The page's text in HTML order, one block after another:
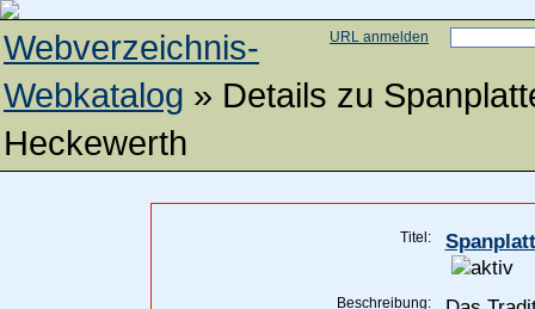
URL anmelden
Webverzeichnis-
Webkatalog » Details zu
Heckewerth
Titel:
Beschreibung: